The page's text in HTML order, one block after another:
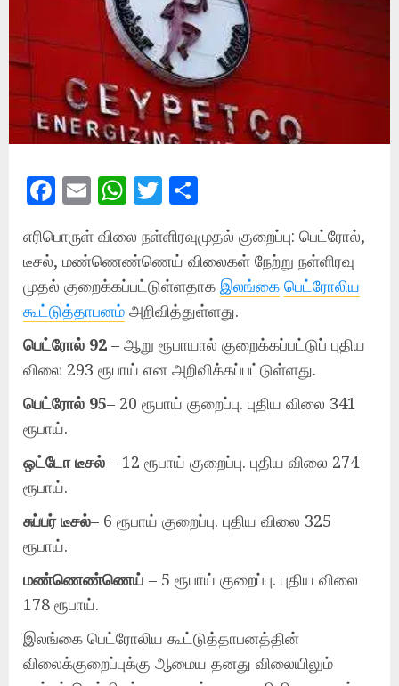
Facebook
EmailWhatsApp
Twitter
எரிபொருள் விலை நள்ளிரவுமுதல் குறைப்பு: பெட்ரோல்,
டீசல், மண்ணெண்ணெய் விலைகள் நேற்று நள்ளிரவு
முதல் குறைக்கப்பட்டுள்ளதாக இலங்கை பெட்ரோலிய
கூட்டுத்தாபனம் அறிவித்துள்ளது.
பெட்ரோல் 92 – ஆறு ரூபாயால் குறைக்கப்பட்டுப் புதிய
விலை 293 ரூபாய் என அறிவிக்கப்பட்டுள்ளது.
பெட்ரோல் 95– 20 ரூபாய் குறைப்பு. புதிய விலை 341
ரூபாய்.
ஒட்டோ டீசல் – 12 ரூபாய் குறைப்பு. புதிய விலை 274
ரூபாய்.
சுப்பர் டீசல்– 6 ரூபாய் குறைப்பு. புதிய விலை 325
ரூபாய்.
மண்ணெண்ணெய் – 5 ரூபாய் குறைப்பு. புதிய விலை
178 ரூபாய்.
இலங்கை பெட்ரோலிய கூட்டுத்தாபனத்தின்
விலைக்குறைப்புக்கு ஆமைய தனது விலையிலும்